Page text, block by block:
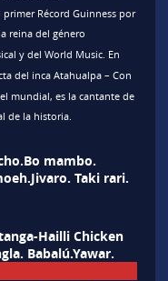
Récord Guinness por
reina del género
y del World Music.​ En
del inca Atahualpa – Con
mundial, es la cantante de
de la historia.
mambo.
Taki rari.
Hailli Chicken
Babalú.Yawar.